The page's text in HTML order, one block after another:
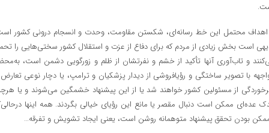
اهداف محتمل این خط رسانه‌ای، شکستن مقاومت، وحدت و انسجام درونی کشور
است بخش زیادی از مردم که برای دفاع از عزت و استقلال کشور سختی‌هایی را
و تاب‌آوری آنها تأکید از خشم و نفرتشان از ظلم و زورگویی دشمن است،
با تصویر ساختگی و رؤیافروشی از دیدار پزشکیان و ترامپ، یا دچار نوعی
از مسئولین کشور خواهند شد یا از این پیشنهاد خشمگین می‌شوند و یا
عده‌ای ممکن است دنبال مقصر یا مانع این رؤیای خیالی بگردند. همه اینها
بودن تحقق پیشنهاد متوهمانه روشن است، یعنی ایجاد تشویش و تفرقه…